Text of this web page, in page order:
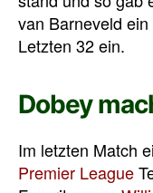
van Barneveld
Letzten 32 ein.
Dobey
Im letzten Match
Premier League